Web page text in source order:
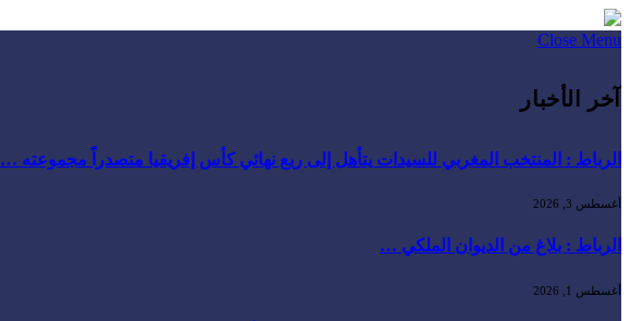
Close Menu
آخر الأخبار
الرباط : المنتخب المغربي للسيدات يتأهل إلى ربع نهائي كأس إفريقيا متصدراً مجموعته …
أغسطس 3, 2026
الرباط : بلاغ من الديوان الملكي …
أغسطس 1, 2026